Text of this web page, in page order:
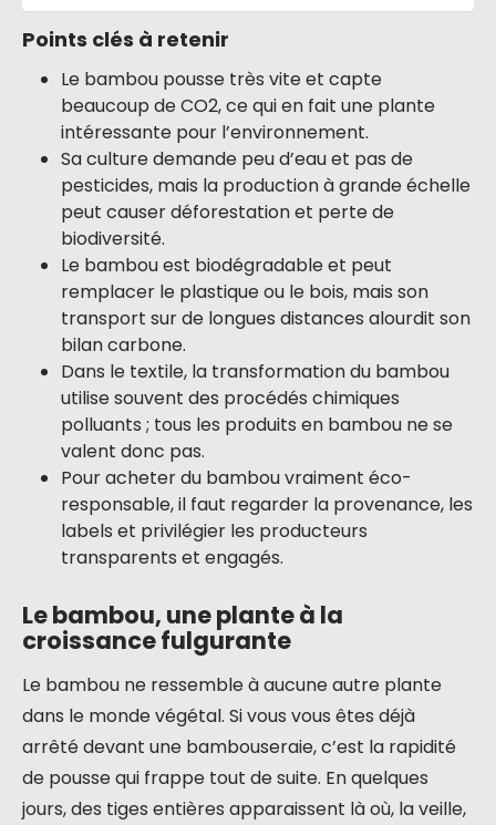
Points clés à retenir
Le bambou pousse très vite et capte
beaucoup de CO2, ce qui en fait une plante
intéressante pour l’environnement.
Sa culture demande peu d’eau et pas de
pesticides, mais la production à grande échelle
peut causer déforestation et perte de
biodiversité.
Le bambou est biodégradable et peut
remplacer le plastique ou le bois, mais son
transport sur de longues distances alourdit son
bilan carbone.
Dans le textile, la transformation du bambou
utilise souvent des procédés chimiques
polluants ; tous les produits en bambou ne se
valent donc pas.
Pour acheter du bambou vraiment éco-
responsable, il faut regarder la provenance, les
labels et privilégier les producteurs
transparents et engagés.
Le bambou, une plante à la
croissance fulgurante
Le bambou ne ressemble à aucune autre plante
dans le monde végétal. Si vous vous êtes déjà
arrêté devant une bambouseraie, c’est la rapidité
de pousse qui frappe tout de suite. En quelques
jours, des tiges entières apparaissent là où, la veille,